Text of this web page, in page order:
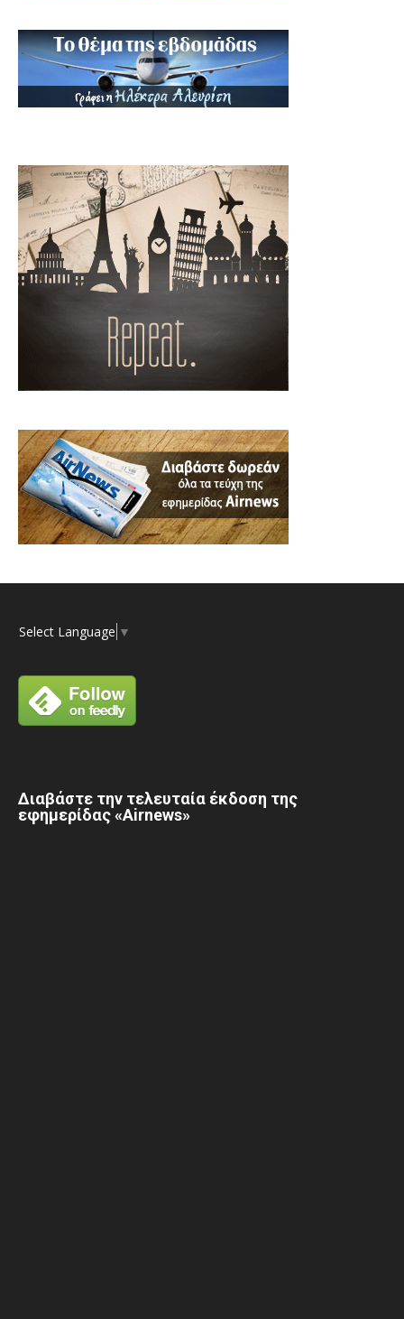
Select Language ▼
Διαβάστε την τελευταία έκδοση της
εφημερίδας «Airnews»